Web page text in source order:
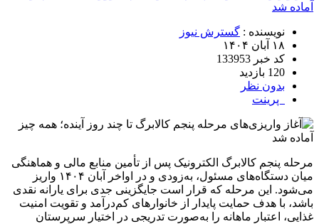
آماده شد
نویسنده : گسترش نیوز
۱۸ آبان ۱۴۰۴
کد خبر 133953
120 بازدید
بدون نظر
پرینت
مرحله پنجم کالابرگ الکترونیک پس از تأمین منابع مالی و هماهنگی
میان دستگاه‌های مسئول، به‌زودی و در اواخر آبان ۱۴۰۴ واریز
می‌شود. این مرحله که قرار است جایگزینی جدی برای یارانه نقدی
باشد، با هدف حمایت پایدار از خانوارهای کم‌درآمد و تقویت امنیت
غذایی، اعتبار ماهانه را به‌صورت تدریجی در اختیار سرپرستان